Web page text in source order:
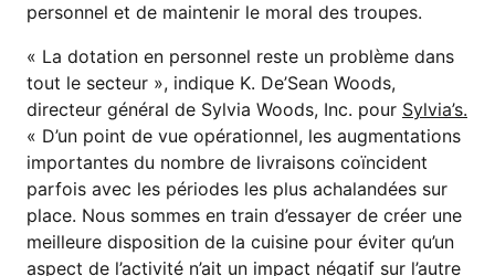
personnel et de maintenir le moral des troupes.
« La dotation en personnel reste un problème dans
tout le secteur », indique K. De’Sean Woods,
directeur général de Sylvia Woods, Inc. pour Sylvia’s.
« D’un point de vue opérationnel, les augmentations
importantes du nombre de livraisons coïncident
parfois avec les périodes les plus achalandées sur
place. Nous sommes en train d’essayer de créer une
meilleure disposition de la cuisine pour éviter qu’un
aspect de l’activité n’ait un impact négatif sur l’autre